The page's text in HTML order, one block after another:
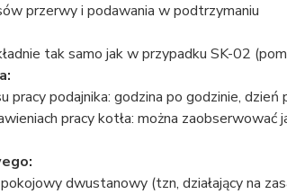
przerwy i podawania w podtrzymaniu
tak samo jak w przypadku SK-02
pracy podajnika: godzina po godzinie,
pracy kotła: można zaobserwować
dwustanowy (tzn, działający na